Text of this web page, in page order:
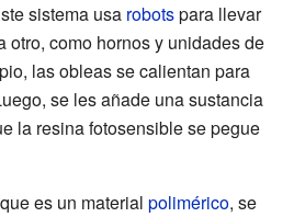
sistema usa robotspara llevar
otro, como hornos y unidades de
las obleas se calientan para
se les añade una sustancia
la resina fotosensible se pegue
es un material polimérico, se